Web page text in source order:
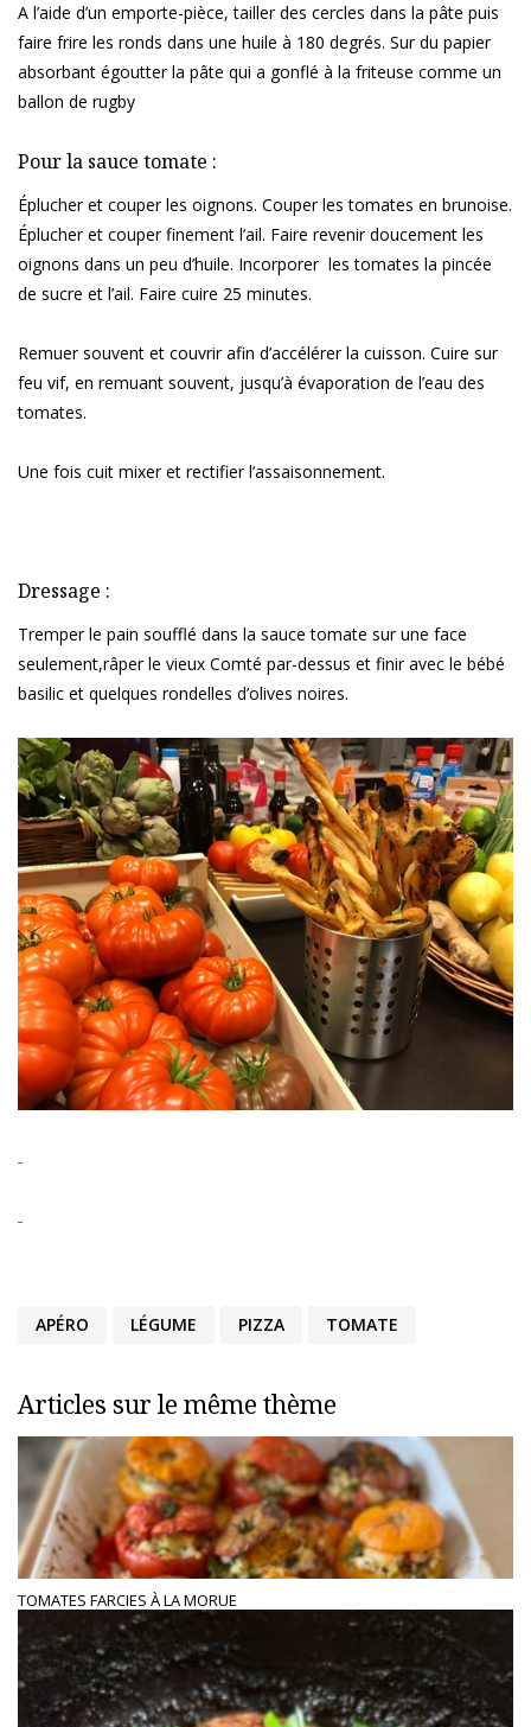
A l’aide d’un emporte-pièce, tailler des cercles dans la pâte puis
faire frire les ronds dans une huile à 180 degrés. Sur du papier
absorbant égoutter la pâte qui a gonflé à la friteuse comme un
ballon de rugby
Pour la sauce tomate :
Éplucher et couper les oignons. Couper les tomates en brunoise.
Éplucher et couper finement l’ail. Faire revenir doucement les
oignons dans un peu d’huile. Incorporer les tomates la pincée
de sucre et l’ail. Faire cuire 25 minutes.
Remuer souvent et couvrir afin d’accélérer la cuisson. Cuire sur
feu vif, en remuant souvent, jusqu’à évaporation de l’eau des
tomates.
Une fois cuit mixer et rectifier l’assaisonnement.
Dressage :
Tremper le pain soufflé dans la sauce tomate sur une face
seulement,râper le vieux Comté par-dessus et finir avec le bébé
basilic et quelques rondelles d’olives noires.
APÉRO LÉGUME PIZZA TOMATE
Articles sur le même thème
TOMATES FARCIES À LA MORUE